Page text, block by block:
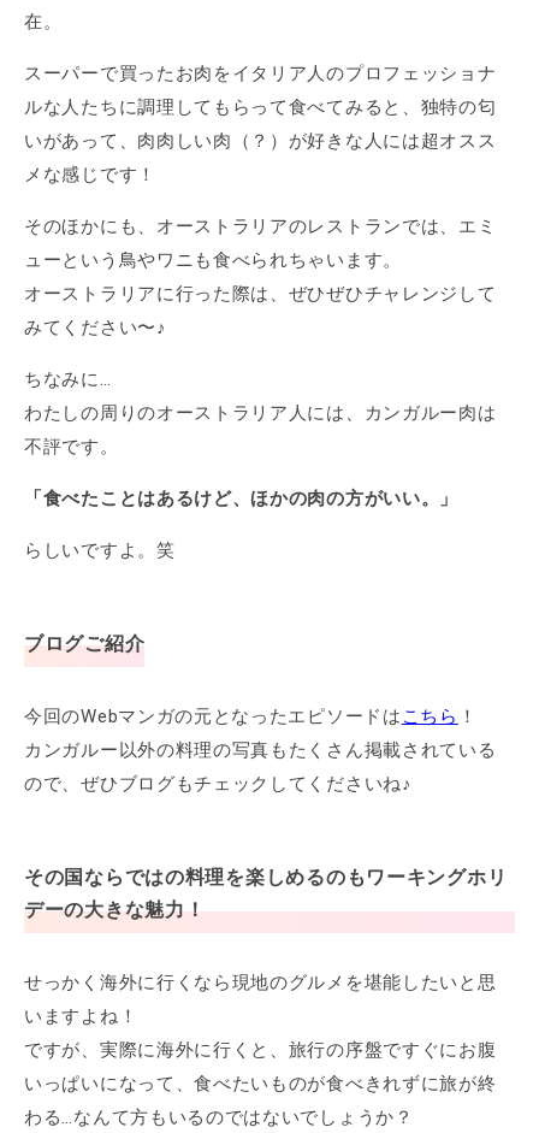
在。
スーパーで買ったお肉をイタリア人のプロフェッショナ
ルな人たちに調理してもらって食べてみると、独特の匂
いがあって、肉肉しい肉（？）が好きな人には超オスス
メな感じです！
そのほかにも、オーストラリアのレストランでは、エミ
ューという鳥やワニも食べられちゃいます。
オーストラリアに行った際は、ぜひぜひチャレンジして
みてください〜♪
ちなみに…
わたしの周りのオーストラリア人には、カンガルー肉は
不評です。
「食べたことはあるけど、ほかの肉の方がいい。」
らしいですよ。笑
ブログご紹介
今回のWebマンガの元となったエピソードは こちら ！
カンガルー以外の料理の写真もたくさん掲載されている
ので、ぜひブログもチェックしてくださいね♪
その国ならではの料理を楽しめるのもワーキングホリ
デーの大きな魅力！
せっかく海外に行くなら現地のグルメを堪能したいと思
いますよね！
ですが、実際に海外に行くと、旅行の序盤ですぐにお腹
いっぱいになって、食べたいものが食べきれずに旅が終
わる…なんて方もいるのではないでしょうか？